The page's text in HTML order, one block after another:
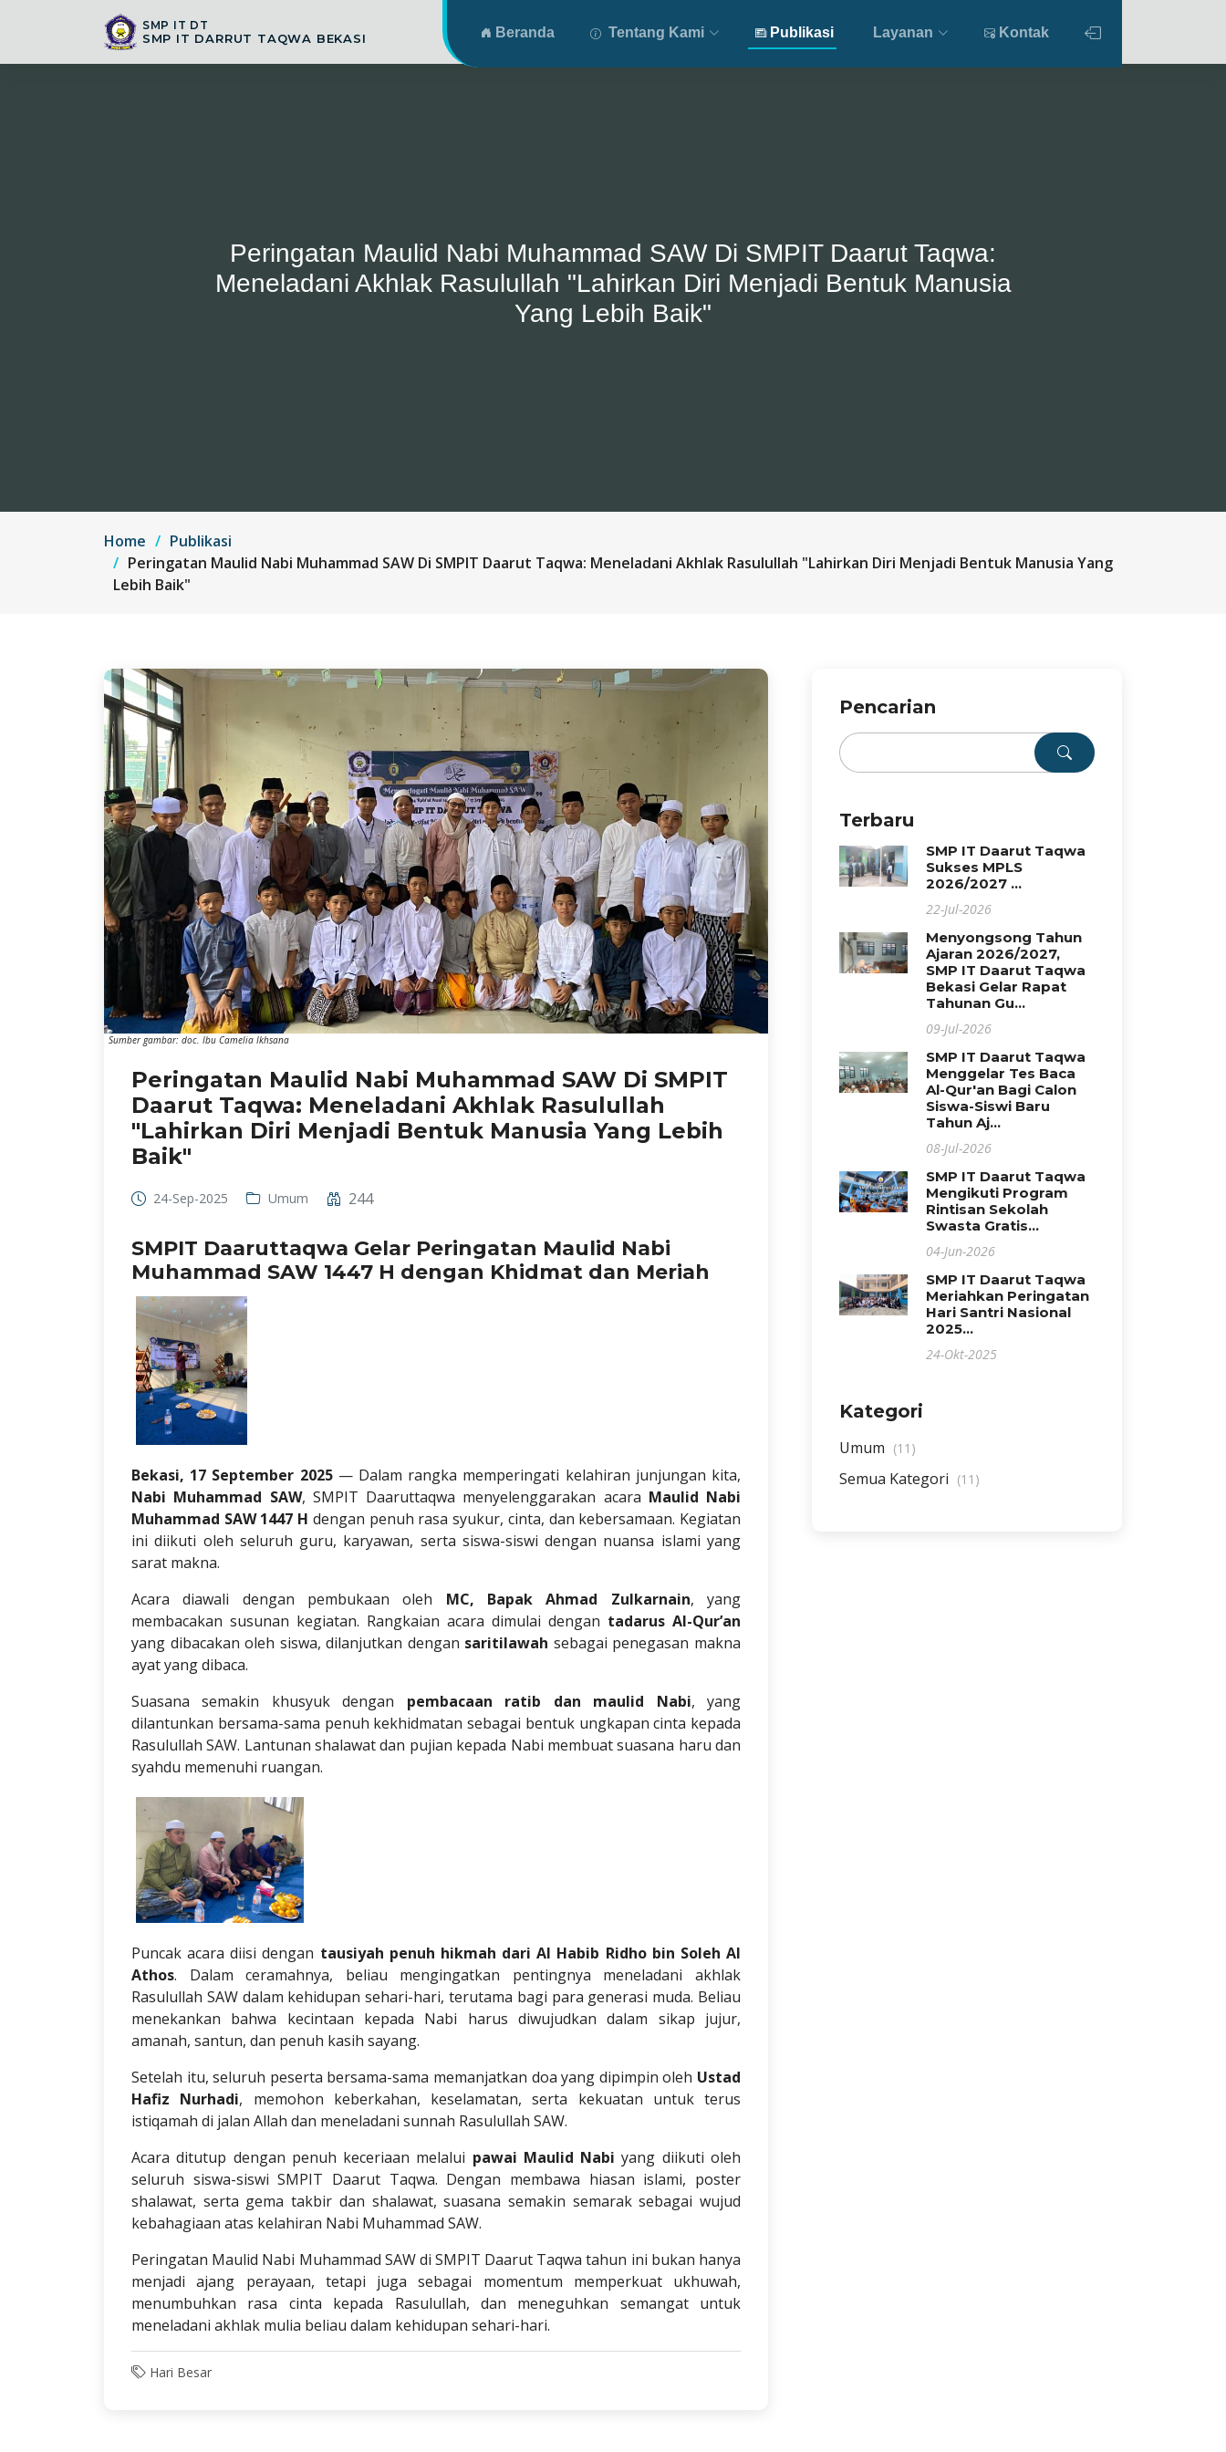
SMP IT DT
SMP IT DARRUT TAQWA BEKASI Beranda Tentang Kami Publikasi Layanan Kontak
Peringatan Maulid Nabi Muhammad SAW Di SMPIT Daarut Taqwa:
Meneladani Akhlak Rasulullah "Lahirkan Diri Menjadi Bentuk Manusia
Yang Lebih Baik"
Home
Publikasi
Peringatan Maulid Nabi Muhammad SAW Di SMPIT Daarut Taqwa: Meneladani Akhlak Rasulullah "Lahirkan Diri Menjadi Bentuk Manusia Yang
Lebih Baik"
Sumber gambar: doc. Ibu Camelia Ikhsana
Peringatan Maulid Nabi Muhammad SAW Di SMPIT
Daarut Taqwa: Meneladani Akhlak Rasulullah
"Lahirkan Diri Menjadi Bentuk Manusia Yang Lebih
Baik"
24-Sep-2025 Umum 244
SMPIT Daaruttaqwa Gelar Peringatan Maulid Nabi
Muhammad SAW 1447 H dengan Khidmat dan Meriah
Bekasi, 17 September 2025— Dalam rangka memperingati kelahiran junjungan kita,
Nabi Muhammad SAW, SMPIT Daaruttaqwa menyelenggarakan acara Maulid Nabi
Muhammad SAW 1447 H dengan penuh rasa syukur, cinta, dan kebersamaan. Kegiatan
ini diikuti oleh seluruh guru, karyawan, serta siswa-siswi dengan nuansa islami yang
sarat makna.
Acara diawali dengan pembukaan oleh MC, Bapak Ahmad Zulkarnain, yang
membacakan susunan kegiatan. Rangkaian acara dimulai dengan tadarus Al-Qur’an
yang dibacakan oleh siswa, dilanjutkan dengan saritilawah sebagai penegasan makna
ayat yang dibaca.
Suasana semakin khusyuk dengan pembacaan ratib dan maulid Nabi, yang
dilantunkan bersama-sama penuh kekhidmatan sebagai bentuk ungkapan cinta kepada
Rasulullah SAW. Lantunan shalawat dan pujian kepada Nabi membuat suasana haru dan
syahdu memenuhi ruangan.
Puncak acara diisi dengan tausiyah penuh hikmah dari Al Habib Ridho bin Soleh Al
Athos. Dalam ceramahnya, beliau mengingatkan pentingnya meneladani akhlak
Rasulullah SAW dalam kehidupan sehari-hari, terutama bagi para generasi muda. Beliau
menekankan bahwa kecintaan kepada Nabi harus diwujudkan dalam sikap jujur,
amanah, santun, dan penuh kasih sayang.
Setelah itu, seluruh peserta bersama-sama memanjatkan doa yang dipimpin oleh Ustad
Hafiz Nurhadi, memohon keberkahan, keselamatan, serta kekuatan untuk terus
istiqamah di jalan Allah dan meneladani sunnah Rasulullah SAW.
Acara ditutup dengan penuh keceriaan melalui pawai Maulid Nabi yang diikuti oleh
seluruh siswa-siswi SMPIT Daarut Taqwa. Dengan membawa hiasan islami, poster
shalawat, serta gema takbir dan shalawat, suasana semakin semarak sebagai wujud
kebahagiaan atas kelahiran Nabi Muhammad SAW.
Peringatan Maulid Nabi Muhammad SAW di SMPIT Daarut Taqwa tahun ini bukan hanya
menjadi ajang perayaan, tetapi juga sebagai momentum memperkuat ukhuwah,
menumbuhkan rasa cinta kepada Rasulullah, dan meneguhkan semangat untuk
meneladani akhlak mulia beliau dalam kehidupan sehari-hari.
Hari Besar
Pencarian
Terbaru
SMP IT Daarut Taqwa
Sukses MPLS
2026/2027 ...
22-Jul-2026
Menyongsong Tahun
Ajaran 2026/2027,
SMP IT Daarut Taqwa
Bekasi Gelar Rapat
Tahunan Gu...
09-Jul-2026
SMP IT Daarut Taqwa
Menggelar Tes Baca
Al-Qur'an Bagi Calon
Siswa-Siswi Baru
Tahun Aj...
08-Jul-2026
SMP IT Daarut Taqwa
Mengikuti Program
Rintisan Sekolah
Swasta Gratis...
04-Jun-2026
SMP IT Daarut Taqwa
Meriahkan Peringatan
Hari Santri Nasional
2025...
24-Okt-2025
Kategori
Umum (11)
Semua Kategori (11)